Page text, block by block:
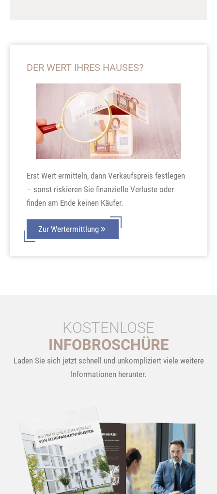
DER WERT IHRES HAUSES?
Erst Wert ermitteln, dann Verkaufspreis festlegen
– sonst riskieren Sie finanzielle Verluste oder
finden am Ende keinen Käufer.
Zur Wertermittlung
KOSTENLOSE
INFOBROSCHÜRE
Laden Sie sich jetzt schnell und unkompliziert viele weitere
Informationen herunter.